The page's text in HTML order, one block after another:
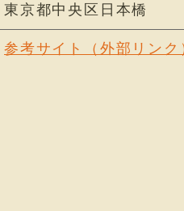
東京都中央区日本橋
参考サイト（外部リンク